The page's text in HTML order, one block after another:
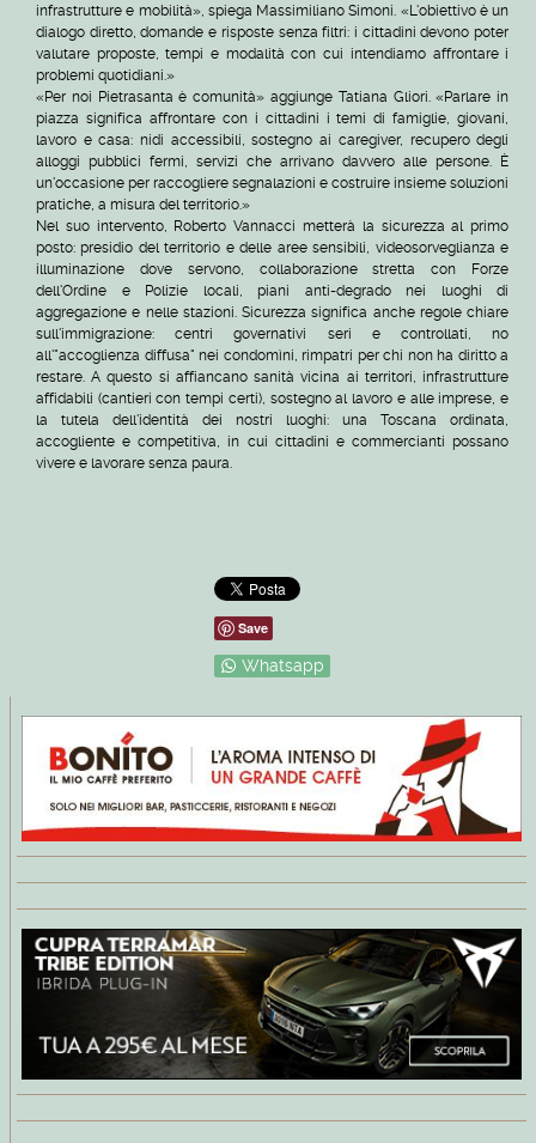
infrastrutture e mobilità», spiega Massimiliano Simoni. «L'obiettivo è un
dialogo diretto, domande e risposte senza filtri: i cittadini devono poter
valutare proposte, tempi e modalità con cui intendiamo affrontare i
problemi quotidiani.»
«Per noi Pietrasanta è comunità» aggiunge Tatiana Gliori. «Parlare in
piazza significa affrontare con i cittadini i temi di famiglie, giovani,
lavoro e casa: nidi accessibili, sostegno ai caregiver, recupero degli
alloggi pubblici fermi, servizi che arrivano davvero alle persone. È
un'occasione per raccogliere segnalazioni e costruire insieme soluzioni
pratiche, a misura del territorio.»
Nel suo intervento, Roberto Vannacci metterà la sicurezza al primo
posto: presidio del territorio e delle aree sensibili, videosorveglianza e
illuminazione dove servono, collaborazione stretta con Forze
dell'Ordine e Polizie locali, piani anti-degrado nei luoghi di
aggregazione e nelle stazioni. Sicurezza significa anche regole chiare
sull'immigrazione: centri governativi seri e controllati, no
all'"accoglienza diffusa" nei condomìni, rimpatri per chi non ha diritto a
restare. A questo si affiancano sanità vicina ai territori, infrastrutture
affidabili (cantieri con tempi certi), sostegno al lavoro e alle imprese, e
la tutela dell'identità dei nostri luoghi: una Toscana ordinata,
accogliente e competitiva, in cui cittadini e commercianti possano
vivere e lavorare senza paura.
Save
Whatsapp